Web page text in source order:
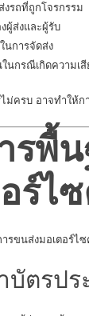
รถที่ถูกโจรกรรม
ผู้ส่งและผู้รับ
นการจัดส่ง
ในกรณีเกิดความเ
ไม่ครบ อาจทำให้
รพื้
ร์ไ
ารขนส่งมอเตอร์ไซ
บัตรป